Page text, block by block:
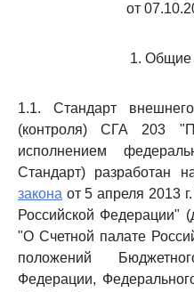
от
1. Общие
1.1. Стандарт внешнего
(контроля) СГА 203
исполнением
Стандарт) разработан
закона от 5 апреля 2013
Российской Федерации"
"О Счетной палате
положений
Федерации,